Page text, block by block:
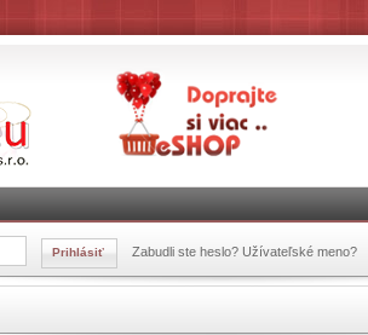
Zabudli ste heslo? Užívateľské meno?